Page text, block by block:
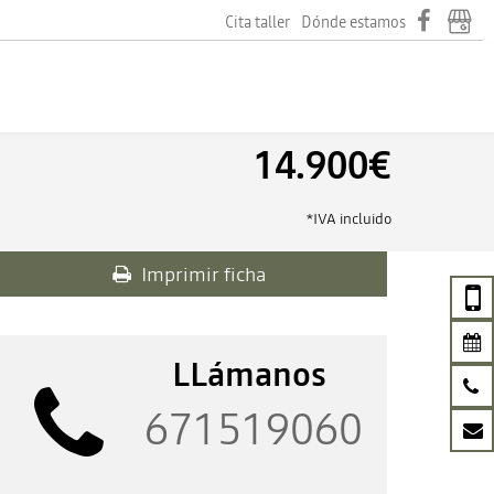
Cita taller Dónde estamos
14.900€
*IVA incluido
Imprimir ficha
LLámanos
671519060